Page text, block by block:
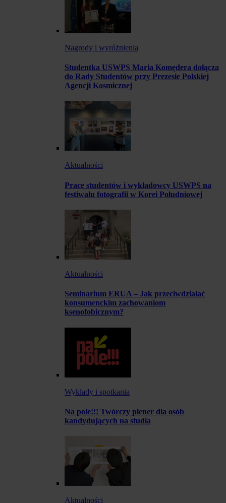
Nagrody i wyróżnienia
Studentka USWPS Maria Komędera dołącza
do Rady Studentów przy Prezesie Polskiej
Agencji Kosmicznej
Aktualności
Prace studentów i wykładowcy USWPS na
festiwalu fotografii w Korei Południowej
Aktualności
Seminarium ERUA – Jak przeciwdziałać
konsumenckim zachowaniom
ksenofobicznym?
Wykłady i spotkania
Na pole!!! Twórczy plener dla osób
kandydujących na studia
Aktualności